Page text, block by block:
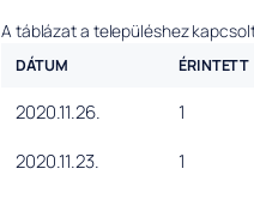
A táblázat a településhez
DÁTUM ÉRINTETT
2020.11.26. 1
2020.11.23.
1